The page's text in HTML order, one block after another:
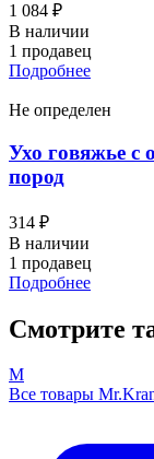
1 084 ₽
В наличии
1 продавец
Подробнее
Не определен
Ухо говяжье с
пород
314 ₽
В наличии
1 продавец
Подробнее
Смотрите
M
Все товары